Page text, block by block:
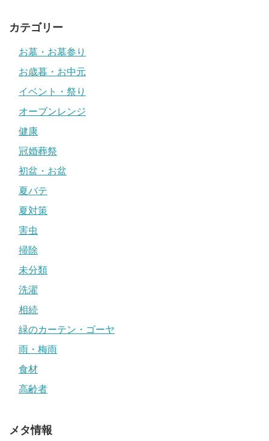
カテゴリー
お墓・お墓参り
お歳暮・お中元
イベント・祭り
オーブンレンジ
健康
冠婚葬祭
初盆・お盆
夏バテ
夏対策
害虫
掃除
未分類
洗濯
相続
緑のカーテン・ゴーヤ
雨・梅雨
食材
高齢者
メタ情報